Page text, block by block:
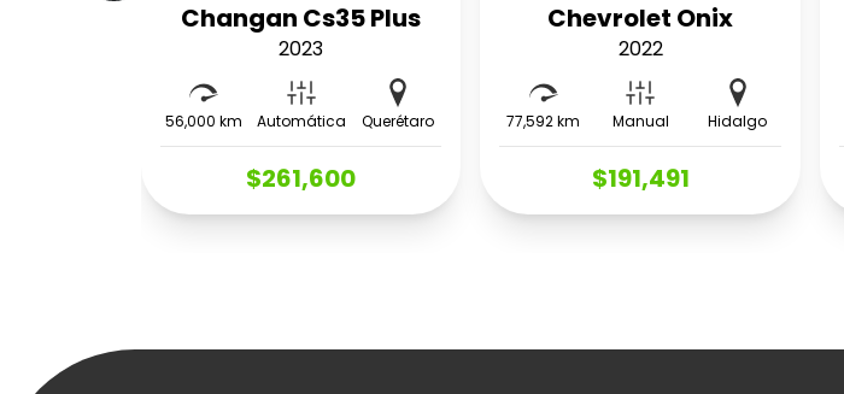
Changan Cs35 Plus
2023
56,000 km Automática Querétaro
$261,600
Chevrolet Onix
2022
77,592 km Manual Hidalgo
$191,491